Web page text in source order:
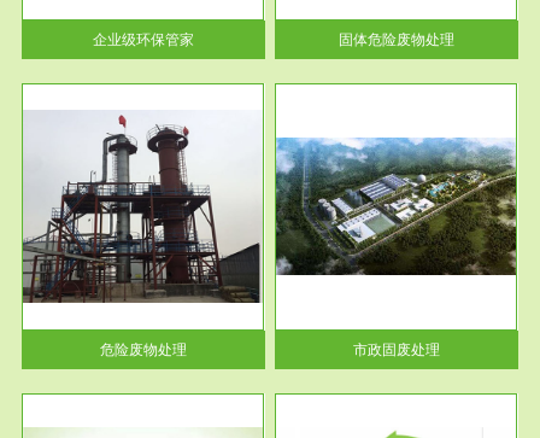
企业级环保管家
活动中...
固体危险废物处理
危险废物处理
服务范围
市政固废处理
蔚蓝生态环境科技所从事的市政
废物处理业务包括市政废物的处
理处...
市政固废处理